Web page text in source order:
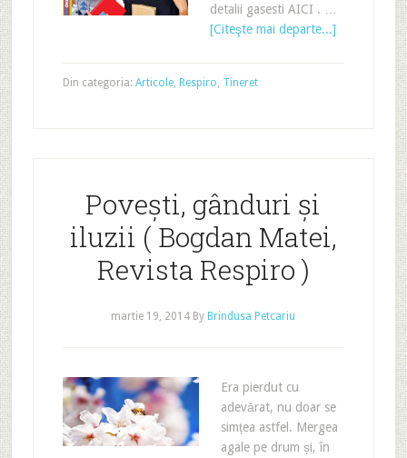
detalii gasesti AICI . …
[Citeşte mai departe...]
Din categoria: Articole, Respiro Tineret
Poveşti, gânduri şi
iluzii ( Bogdan Matei,
Revista Respiro )
martie 19, 2014 ByBrindusa Petcariu
Era pierdut cu
adevărat, nu doar se
simțea astfel. Mergea
agale pe drum și, în